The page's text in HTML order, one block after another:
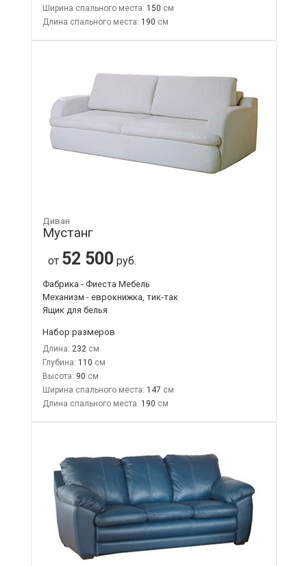
Ширина спального места: 150
Длина спального места: 190
Диван
Мустанг
от 52 500 руб.
Фабрика - Фиеста Мебель
Механизм - еврокнижка, тик-так
Ящик для белья
Набор размеров
Длина: 232
Глубина: 110
Высота: 90
Ширина спального места: 147
Длина спального места: 190